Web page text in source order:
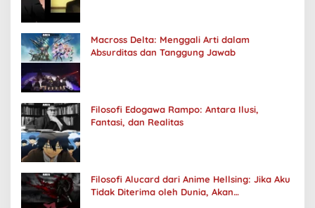
Macross Delta: Menggali Arti dalam
Absurditas dan Tanggung Jawab
Filosofi Edogawa Rampo: Antara Ilusi,
Fantasi, dan Realitas
Filosofi Alucard dari Anime Hellsing: Jika Aku
Tidak Diterima oleh Dunia, Akan